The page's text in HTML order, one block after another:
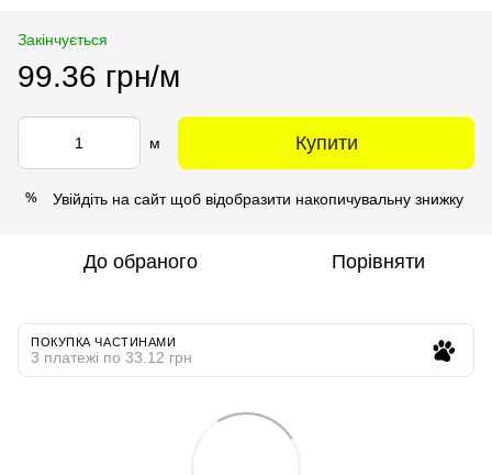
Закінчується
99.36 грн/м
м Купити
% Увійдіть на сайтщоб відобразити накопичувальну знижку
До обраного Порівняти
ПОКУПКА ЧАСТИНАМИ
3 платежі по 33.12 грн